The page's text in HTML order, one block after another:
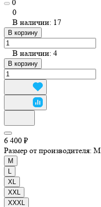
0
0
В наличии: 17
В корзину
В наличии: 4
В корзину
6 400 ₽
Размер от производителя: M
M
XL
XXL
XXXL